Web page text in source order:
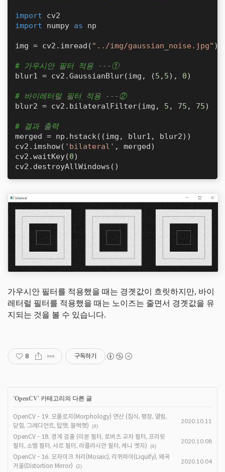
import
import numpy as np
img = cv2.imread( "../img/gaussian_noise.jpg" )
# 가우시안 필터 적용 ---①
blur1 = cv2.GaussianBlur(img, (5 , 5), 0)
# 바이레터럴 필터 적용 ---②
blur2 = cv2.bilateralFilter(img, 5 , 75 , 75)
# 결과 출력
merged = np.hstack((img, blur1, blur2))
cv2.imshow( 'bilateral' , merged)
cv2.waitKey(0)
cv2.destroyAllWindows()
가우시안 필터를 적용했을 때는 경곗값이 흐릿하지만, 바이
레터럴 필터를 적용했을 때는 노이즈는 줄면서 경곗값을 유
지되는 것을 볼 수 있습니다.
8 구독하기
'OpenCV' 카테고리의 다른 글
OpenCV - 19. 모폴로지(Morphology) 연산 (침식, 팽창, 열림,
닫힘, 그레디언트, 탑햇, 블랙햇)
(4)
2020.10.11
OpenCV - 18. 경계 검출 (미분 필터, 로버츠 교차 필터, 프리윗
필터, 소벨 필터, 샤르 필터, 라플라시안 필터, 캐니 엣지)
(4)
2020.10.08
OpenCV - 16. 모자이크 처리(Mosaic), 리퀴파이(Liquify), 왜곡
거울(Distortion Mirror)
(2)
2020.10.04